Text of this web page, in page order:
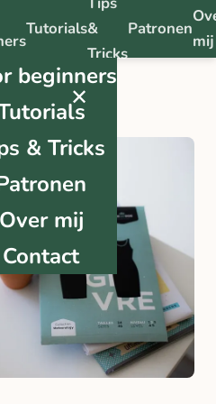
Tutorials&
Tricks
Patronen
mij
✕
beginners
& Tricks
Over mij
Contact